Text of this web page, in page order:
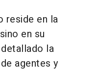
reside en la
en su
la
agentes y